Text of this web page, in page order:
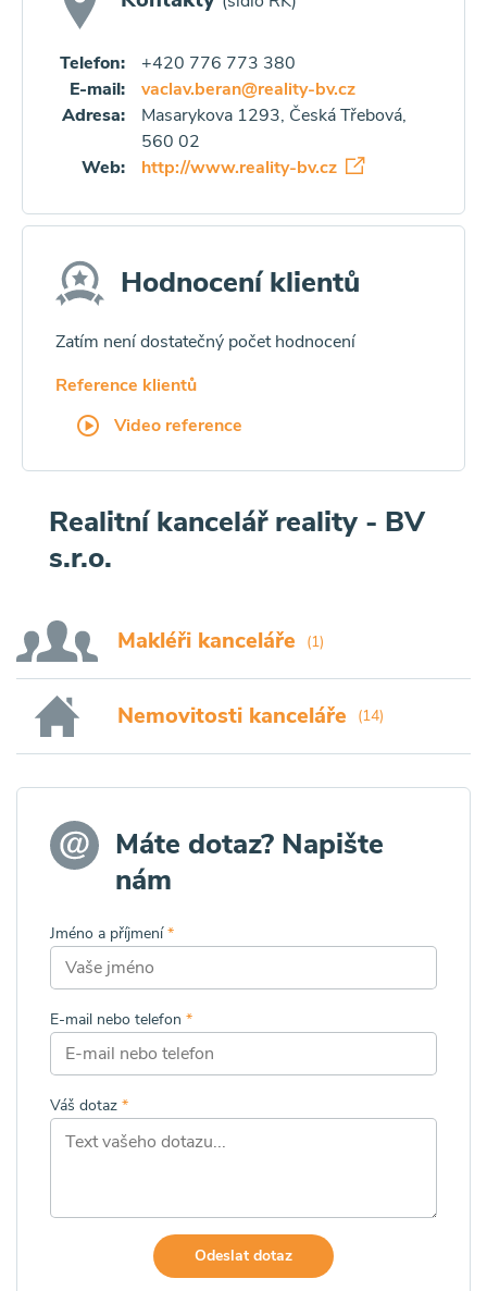
Telefon:
+420 776 773 380
E-mail:
vaclav.beran@reality-bv.cz
Adresa:
Masarykova 1293, Česká Třebová,
560 02
Web:
http://www.reality-bv.cz
Hodnocení klientů
Zatím není dostatečný počet hodnocení
Reference klientů
Video reference
Realitní kancelář reality - BV
s.r.o.
Makléři kanceláře (1)
Nemovitosti kanceláře (14)
Máte dotaz? Napište
nám
Jméno a příjmení*
E-mail nebo telefon *
Váš dotaz *
Odeslat dotaz